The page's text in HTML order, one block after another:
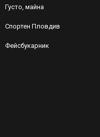
Густо, майна
Спортен Пловдив
Фейсбукарник